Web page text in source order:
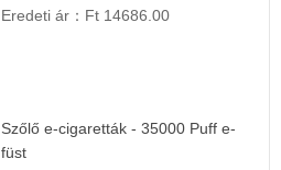
Eredeti ár： Ft 14686.00
Szőlő e-cigaretták - 35000 Puff e-
füst